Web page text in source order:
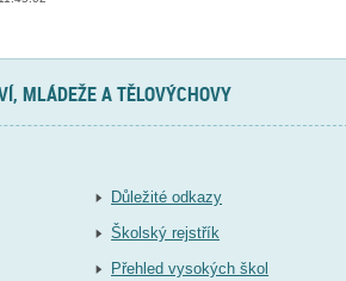
MLÁDEŽE A TĚLOVÝCHOVY
Důležité odkazy
Školský rejstřík
Přehled vysokých škol